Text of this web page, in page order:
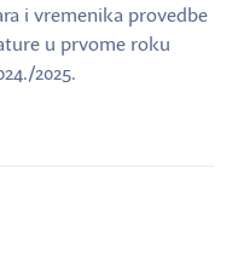
i vremenika provedbe
u prvome roku
2025.